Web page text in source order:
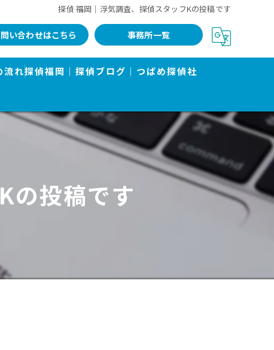
探偵 福岡｜浮気調査、探偵スタッフKの投稿です
い合わせはこちら 事務所一覧
告書で有名
流れ探偵福岡｜探偵ブログ｜つばめ探偵社
の投稿です